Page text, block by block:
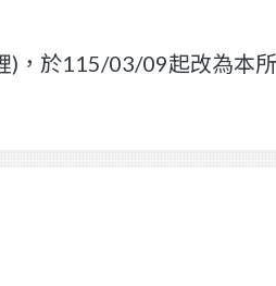
)，於115/03/09起改為本